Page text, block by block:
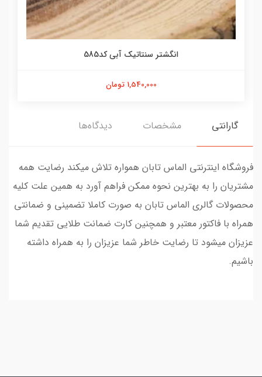
انگشتر سنتاتیک آبی کد585
1,540,000 تومان
گارانتی مشخصات دیدگاه‌ها
فروشگاه اینترنتی الماس تابان همواره تلاش میکند رضایت همه
مشتریان را به بهترین نحوه ممکن فراهم آورد به همین علت کلیه
محصولات گالری الماس تابان به صورت کاملا تضمینی و ضمانتی
همراه با فاکتور معتبر و همچنین کارت ضمانت طلایی تقدیم شما
عزیزان میشود تا رضایت خاطر شما عزیزان را به همراه داشته
باشیم.